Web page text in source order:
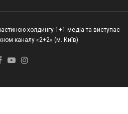
холдингу 1+1 медіа та виступає
каналу «2+2» (м. Київ)